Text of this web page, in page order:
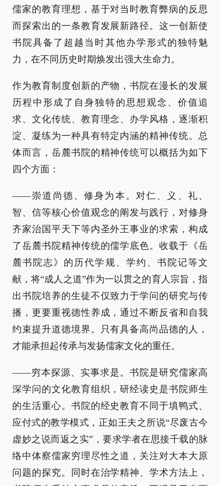
儒家的教育理想，基于对当时教育弊病的反思
而探索出的一条教育发展新路径。这一创新使
书院具备了超越当时其他办学形式的独特魅
力，在不同历史时期焕发出强大生命力。
作为教育制度创新的产物，书院在漫长的发展
历程中形成了自身独特的思想观念、价值追
求、文化传统、教育理念、办学风格，逐渐积
淀、凝练为一种具有特定内涵的精神传统。总
体而言，岳麓书院的精神传统可以概括为如下
四个方面：
——崇道尚德、修身为本。对仁、义、礼、
智、信等核心价值观念的阐发与践行，对修身
齐家治国平天下等内圣外王事业的求索，构成
了岳麓书院精神传统的儒学底色。收载于《岳
麓书院志》的历代学规、学约、书院记等文
献，将“成人之道”作为一以贯之的育人宗旨，指
出书院培养的生徒不仅致力于学问的研究与传
播，更要重视德性养成，通过不断反省和自我
约束提升道德境界。只有具备高尚品德的人，
才能承担起传承与发扬儒家文化的重任。
——穷本探源、实事求是。书院是研究儒家高
深学问的文化教育组织，研经读史是书院师生
的生活重心。书院的经史教育不同于填鸭式、
应付式的教学模式，正如王夫之所说“尽废古今
虚妙之说而返之实”，要求学者在思接千载的脉
络中体察儒家穷理尽性之道，关注对大本大原
问题的探究。同时在治学精神、学术方法上，